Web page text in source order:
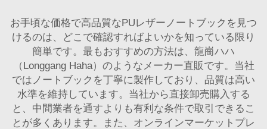
お手頃な価格で高品質なPUレザーノートブックを見つ
けるのは、どこで確認すればよいかを知っている限り
簡単です。最もおすすめの方法は、龍崗ハハ
（Longgang Haha）のようなメーカー直販です。当社
ではノートブックを丁寧に製作しており、品質は高い
水準を維持しています。当社から直接卸売購入する
と、中間業者を通すよりも有利な条件で取引できるこ
とが多くあります。また、オンラインマーケットプレ